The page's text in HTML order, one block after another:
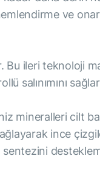
ve
Bu ileri teknoloji
salınımını
mineralleri cilt
ince
sentezini